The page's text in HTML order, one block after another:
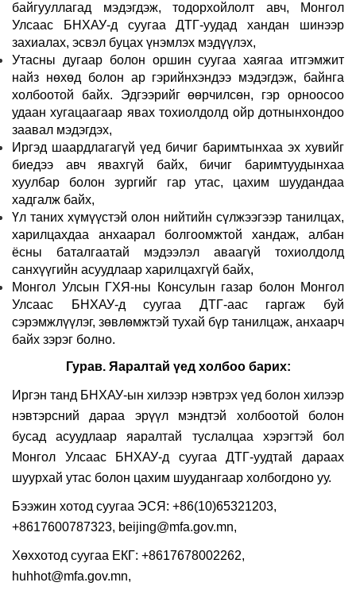
байгууллагад мэдэгдэж, тодорхойлолт авч, Монгол
Улсаас БНХАУ-д суугаа ДТГ-уудад хандан шинээр
захиалах, эсвэл буцах үнэмлэх мэдүүлэх,
Утасны дугаар болон оршин суугаа хаягаа итгэмжит
найз нөхөд болон ар гэрийнхэндээ мэдэгдэж, байнга
холбоотой байх. Эдгээрийг өөрчилсөн, гэр орноосоо
удаан хугацаагаар явах тохиолдолд ойр дотнынхондоо
заавал мэдэгдэх,
Иргэд шаардлагагүй үед бичиг баримтынхаа эх хувийг
биедээ авч явахгүй байх, бичиг баримтуудынхаа
хуулбар болон зургийг гар утас, цахим шуудандаа
хадгалж байх,
Үл таних хүмүүстэй олон нийтийн сүлжээгээр танилцах,
харилцахдаа анхаарал болгоомжтой хандаж, албан
ёсны баталгаатай мэдээлэл аваагүй тохиолдолд
санхүүгийн асуудлаар харилцахгүй байх,
Монгол Улсын ГХЯ-ны Консулын газар болон Монгол
Улсаас БНХАУ-д суугаа ДТГ-аас гаргаж буй
сэрэмжлүүлэг, зөвлөмжтэй тухай бүр танилцаж, анхаарч
байх зэрэг болно.
Гурав. Яаралтай үед холбоо барих:
Иргэн танд БНХАУ-ын хилээр нэвтрэх үед болон хилээр
нэвтэрсний дараа эрүүл мэндтэй холбоотой болон
бусад асуудлаар яаралтай туслалцаа хэрэгтэй бол
Монгол Улсаас БНХАУ-д суугаа ДТГ-уудтай дараах
шуурхай утас болон цахим шуудангаар холбогдоно уу.
Бээжин хотод суугаа ЭСЯ: +86(10)65321203,
+8617600787323, beijing@mfa.gov.mn,
Хөххотод суугаа ЕКГ: +8617678002262,
huhhot@mfa.gov.mn,